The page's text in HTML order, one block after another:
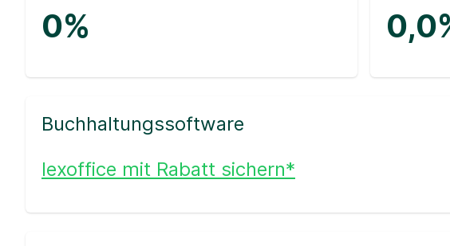
0%
Buchhaltungssoftware
lexoffice mit Rabatt sichern*